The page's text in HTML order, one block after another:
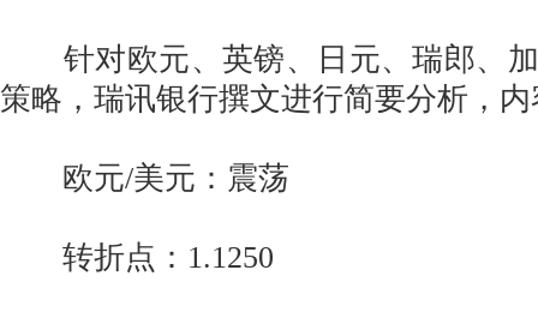
针对欧元、英镑、日元、瑞郎、加
策略，瑞讯银行撰文进行简要分析，
欧元/美元：震荡
转折点：1.1250